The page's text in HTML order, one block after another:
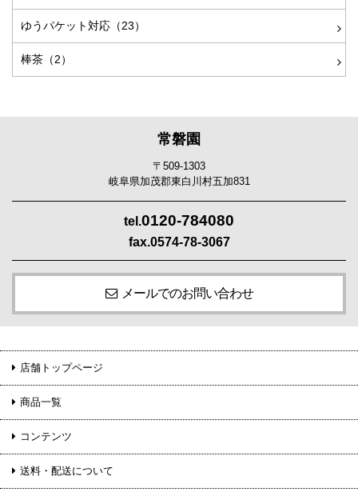
ゆうパケット対応（23）
棒茶（2）
常磐園
〒509-1303
岐阜県加茂郡東白川村五加831
tel.0120-784080
fax.0574-78-3067
メールでのお問い合わせ
店舗トップページ
商品一覧
コンテンツ
送料・配送について